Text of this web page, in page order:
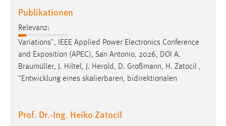
Publikationen
Relevanz:
Variations", IEEE Applied Power Electronics Conference
and Exposition (APEC), San Antonio, 2026, DOI A.
Braumüller, J. Hiltel, J. Herold, D. Großmann, H. Zatocil ,
"Entwicklung eines skalierbaren, bidirektionalen
Prof. Dr.-Ing. Heiko Zatocil
STATISTIK
Statistik Cookies erfassen Informationen anonym.
Diese Informationen helfen uns zu verstehen, wie
unsere Besucher unsere Website nutzen.
Name: